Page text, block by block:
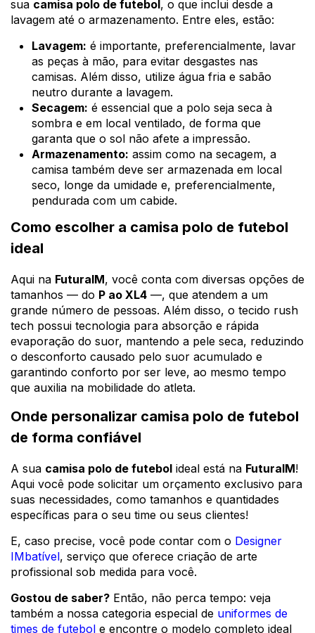
sua camisa polo de futebol , o que inclui desde a
lavagem até o armazenamento. Entre eles, estão:
Lavagem: é importante, preferencialmente, lavar
as peças à mão, para evitar desgastes nas
camisas. Além disso, utilize água fria e sabão
neutro durante a lavagem.
Secagem: é essencial que a polo seja seca à
sombra e em local ventilado, de forma que
garanta que o sol não afete a impressão.
Armazenamento: assim como na secagem, a
camisa também deve ser armazenada em local
seco, longe da umidade e, preferencialmente,
pendurada com um cabide.
Como escolher a camisa polo de futebol
ideal
Aqui na FuturaIM, você conta com diversas opções de
tamanhos — do P ao XL4 —, que atendem a um
grande número de pessoas. Além disso, o tecido rush
tech possui tecnologia para absorção e rápida
evaporação do suor, mantendo a pele seca, reduzindo
o desconforto causado pelo suor acumulado e
garantindo conforto por ser leve, ao mesmo tempo
que auxilia na mobilidade do atleta.
Onde personalizar camisa polo de futebol
de forma confiável
A sua camisa polo de futebol ideal está na FuturaIM!
Aqui você pode solicitar um orçamento exclusivo para
suas necessidades, como tamanhos e quantidades
específicas para o seu time ou seus clientes!
E, caso precise, você pode contar com o Designer
IMbatível, serviço que oferece criação de arte
profissional sob medida para você.
Gostou de saber? Então, não perca tempo: veja
também a nossa categoria especial de uniformes de
times de futebol e encontre o modelo completo ideal